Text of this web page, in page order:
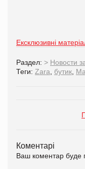
Ексклюзивні
Раздел: > Новости
Теги: Zara бутик
Коментарі
Ваш коментар буде